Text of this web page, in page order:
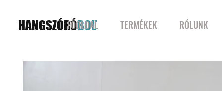
HANGSZÓRÓBOLT
FŐOLDAL TERMÉKEK RÓLUNK